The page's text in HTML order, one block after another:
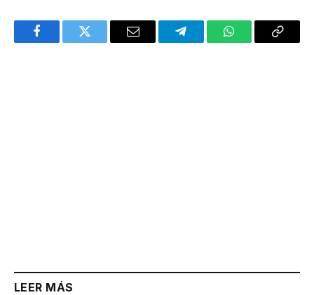
FacebookTwitter Email TelegramWhatsAppCopy
LEER MÁS